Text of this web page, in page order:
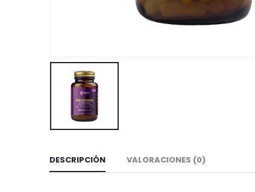
DESCRIPCIÓN VALORACIONES (0)